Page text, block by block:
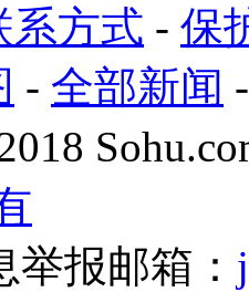
系方式 - 保
- 全部新闻
报邮箱：